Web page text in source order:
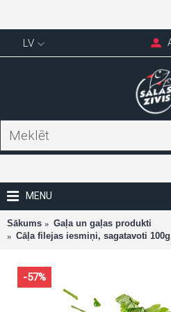
LV
MENU
Sākums
Gaļa un gaļas produkti
Cāļa filejas iesmiņi, sagatavoti
-57%